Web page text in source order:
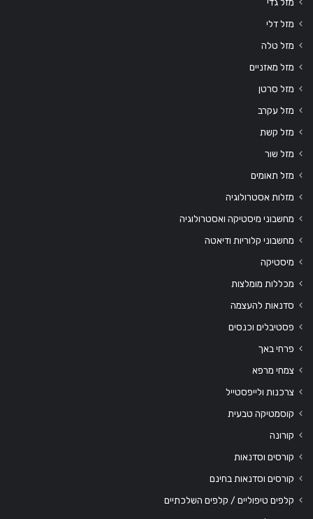
מזל גדי
מזל דלי
מזל טלה
מזל מאזניים
מזל סרטן
מזל עקרב
מזל קשת
מזל שור
מזל תאומים
מזלות אסטרולוגיה
מחשבוני מיסטיקה ואסטרולוגיה
מחשבוני קלוריות ודיאטה
מיסטיקה
מכללות מומלצות
סדנאות להעצמה
פסטיבלים וכנסים
פרחי באך
צמחי מרפא
צרכנות ולייפסטייל
קוסמטיקה טבעית
קורונה
קורסים וסדנאות
קורסים וסדנאות בחינם
קלפים טיפוליים / קלפים השלכתיים